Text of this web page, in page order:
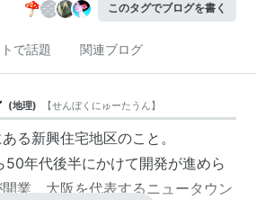
このタグでブログを書く
で話題 関連ブログ
(地理) 【せんぼくにゅーたうん】
る新興住宅地区のこと。
年代後半にかけて開発が進めら
業、大阪を代表するニュータウン